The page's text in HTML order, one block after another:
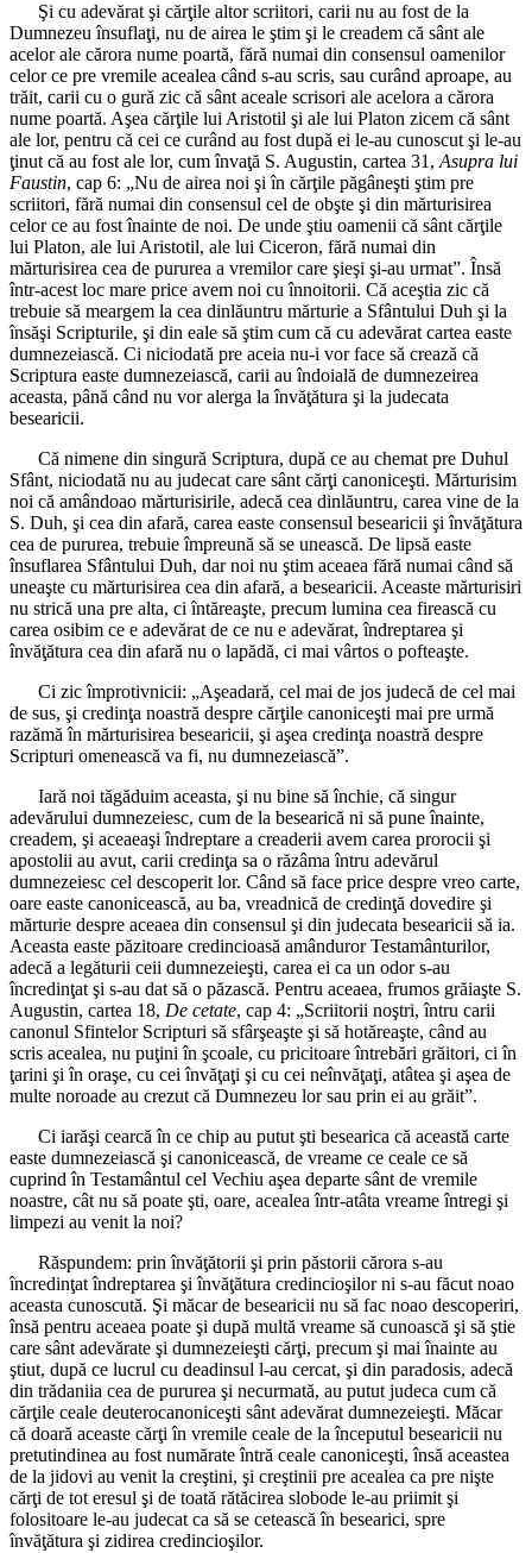
Şi cu adevărat şi cărţile altor scriitori, carii nu au fost de la
Dumnezeu însuflaţi, nu de airea le ştim şi le creadem că sânt ale
acelor ale cărora nume poartă, fără numai din consensul oamenilor
celor ce pre vremile acealea când s-au scris, sau curând aproape, au
trăit, carii cu o gură zic că sânt aceale scrisori ale acelora a cărora
nume poartă. Aşea cărţile lui Aristotil şi ale lui Platon zicem că sânt
ale lor, pentru că cei ce curând au fost după ei le-au cunoscut şi le-au
ţinut că au fost ale lor, cum învaţă S. Augustin, cartea 31, Asupra lui
Faustin, cap 6: „Nu de airea noi şi în cărţile păgâneşti ştim pre
scriitori, fără numai din consensul cel de obşte şi din mărturisirea
celor ce au fost înainte de noi. De unde ştiu oamenii că sânt cărţile
lui Platon, ale lui Aristotil, ale lui Ciceron, fără numai din
mărturisirea cea de pururea a vremilor care şieşi şi-au urmat”. Însă
într-acest loc mare price avem noi cu înnoitorii. Că aceştia zic că
trebuie să meargem la cea dinlăuntru mărturie a Sfântului Duh şi la
însăşi Scripturile, şi din eale să ştim cum că cu adevărat cartea easte
dumnezeiască. Ci niciodată pre aceia nu-i vor face să crează că
Scriptura easte dumnezeiască, carii au îndoială de dumnezeirea
aceasta, până când nu vor alerga la învăţătura şi la judecata
besearicii.
Că nimene din singură Scriptura, după ce au chemat pre Duhul
Sfânt, niciodată nu au judecat care sânt cărţi canoniceşti. Mărturisim
noi că amândoao mărturisirile, adecă cea dinlăuntru, carea vine de la
S. Duh, şi cea din afară, carea easte consensul besearicii şi învăţătura
cea de pururea, trebuie împreună să se unească. De lipsă easte
însuflarea Sfântului Duh, dar noi nu ştim aceaea fără numai când să
uneaşte cu mărturisirea cea din afară, a besearicii. Aceaste mărturisiri
nu strică una pre alta, ci întăreaşte, precum lumina cea firească cu
carea osibim ce e adevărat de ce nu e adevărat, îndreptarea şi
învăţătura cea din afară nu o lapădă, ci mai vârtos o pofteaşte.
Ci zic împrotivnicii: „Aşeadară, cel mai de jos judecă de cel mai
de sus, şi credinţa noastră despre cărţile canoniceşti mai pre urmă
razămă în mărturisirea besearicii, şi aşea credinţa noastră despre
Scripturi omenească va fi, nu dumnezeiască”.
Iară noi tăgăduim aceasta, şi nu bine să închie, că singur
adevărului dumnezeiesc, cum de la besearică ni să pune înainte,
creadem, şi aceaeaşi îndreptare a creaderii avem carea prorocii şi
apostolii au avut, carii credinţa sa o răzâma întru adevărul
dumnezeiesc cel descoperit lor. Când să face price despre vreo carte,
oare easte canonicească, au ba, vreadnică de credinţă dovedire şi
mărturie despre aceaea din consensul şi din judecata besearicii să ia.
Aceasta easte păzitoare credincioasă amânduror Testamânturilor,
adecă a legăturii ceii dumnezeieşti, carea ei ca un odor s-au
încredinţat şi s-au dat să o păzască. Pentru aceaea, frumos grăiaşte S.
Augustin, cartea 18, De cetate, cap 4: „Scriitorii noştri, întru carii
canonul Sfintelor Scripturi să sfârşeaşte şi să hotăreaşte, când au
scris acealea, nu puţini în şcoale, cu pricitoare întrebări grăitori, ci în
ţarini şi în oraşe, cu cei învăţaţi şi cu cei neînvăţaţi, atâtea şi aşea de
multe noroade au crezut că Dumnezeu lor sau prin ei au grăit”.
Ci iarăşi cearcă în ce chip au putut şti besearica că această carte
easte dumnezeiască şi canonicească, de vreame ce ceale ce să
cuprind în Testamântul cel Vechiu aşea departe sânt de vremile
noastre, cât nu să poate şti, oare, acealea într-atâta vreame întregi şi
limpezi au venit la noi?
Răspundem: prin învăţătorii şi prin păstorii cărora s-au
încredinţat îndreptarea şi învăţătura credincioşilor ni s-au făcut noao
aceasta cunoscută. Şi măcar de besearicii nu să fac noao descoperiri,
însă pentru aceaea poate şi după multă vreame să cunoască şi să ştie
care sânt adevărate şi dumnezeieşti cărţi, precum şi mai înainte au
ştiut, după ce lucrul cu deadinsul l-au cercat, şi din paradosis, adecă
din trădaniia cea de pururea şi necurmată, au putut judeca cum că
cărţile ceale deuterocanoniceşti sânt adevărat dumnezeieşti. Măcar
că doară aceaste cărţi în vremile ceale de la începutul besearicii nu
pretutindinea au fost numărate întră ceale canoniceşti, însă aceastea
de la jidovi au venit la creştini, şi creştinii pre acealea ca pre nişte
cărţi de tot eresul şi de toată rătăcirea slobode le-au priimit şi
folositoare le-au judecat ca să se cetească în besearici, spre
învăţătura şi zidirea credincioşilor.